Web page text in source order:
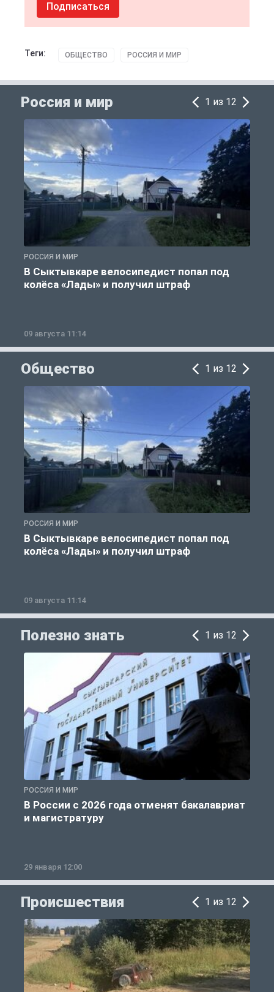
Подписаться
Теги: ОБЩЕСТВО РОССИЯ И МИР
Россия и мир 1 из 12
РОССИЯ И МИР
В Сыктывкаре велосипедист попал под
колёса «Лады» и получил штраф
09 августа 11:14
Общество 1 из 12
РОССИЯ И МИР
В Сыктывкаре велосипедист попал под
колёса «Лады» и получил штраф
09 августа 11:14
Полезно знать 1 из 12
РОССИЯ И МИР
В России с 2026 года отменят бакалавриат
и магистратуру
29 января 12:00
Происшествия 1 из 12